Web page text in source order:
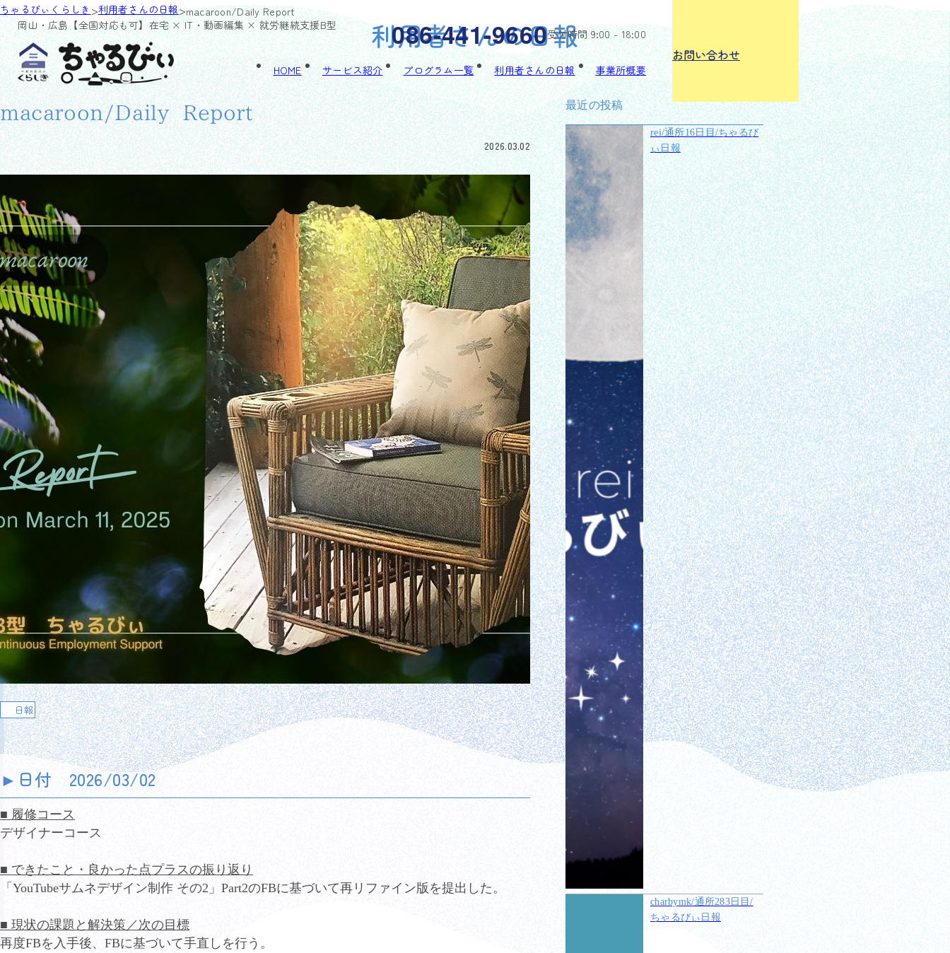
岡山・広島【全国対応も可】在宅 × IT・動画編集 × 就労継続支援B型 086-441-9660受付時間 9:00 - 18:00
HOME サービス紹介 プログラム一覧 利用者さんの日報 事業所概要
お問い合わせ
ちゃるびぃくらしき>利用者さんの日報>macaroon/Daily Report
利用者さんの日報
macaroon/Daily Report
2026.03.02
日報
► 日付 2026/03/02
■ 履修コース
デザイナーコース
■ できたこと・良かった点プラスの振り返り
「YouTubeサムネデザイン制作 その2」Part2のFBに基づいて再リファイン版を提出した。
■ 現状の課題と解決策／次の目標
再度FBを入手後、FBに基づいて手直しを行う。
最近の投稿
rei/通所16日目/ちゃるび
ぃ日報
charbymk/通所283日目/
ちゃるびぃ日報